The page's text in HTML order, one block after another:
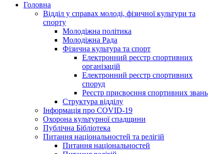
Головна
Відділ у справах молоді, фізичної культури та
спорту
Молодіжна політика
Молодіжна Рада
Фізична культура та спорт
Електронний реєстр спортивних
організацій
Електронний реєстр спортивних
споруд
Реєстр присвоєння спортивних звань
Структура відділу
Інформація про COVID-19
Охорона культурної спадщини
Публічна Бібліотека
Питання національностей та релігій
Питання національностей